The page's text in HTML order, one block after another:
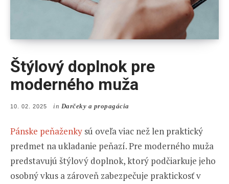
Štýlový doplnok pre
moderného muža
POSTED
10. 02. 2025 in Darčeky a propagácia
Pánske peňaženky sú oveľa viac než len praktický
predmet na ukladanie peňazí. Pre moderného muža
predstavujú štýlový doplnok, ktorý podčiarkuje jeho
osobný vkus a zároveň zabezpečuje praktickosť v